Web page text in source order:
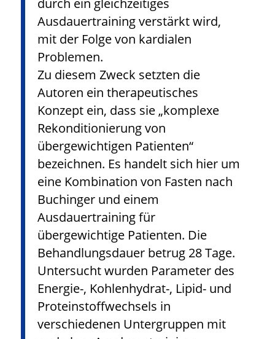
durch ein gleichzeitiges
Ausdauertraining verstärkt wird,
mit der Folge von kardialen
Problemen.
Zu diesem Zweck setzten die
Autoren ein therapeutisches
Konzept ein, dass sie „komplexe
Rekonditionierung von
übergewichtigen Patienten“
bezeichnen. Es handelt sich hier um
eine Kombination von Fasten nach
Buchinger und einem
Ausdauertraining für
übergewichtige Patienten. Die
Behandlungsdauer betrug 28 Tage.
Untersucht wurden Parameter des
Energie-, Kohlenhydrat-, Lipid- und
Proteinstoffwechsels in
verschiedenen Untergruppen mit